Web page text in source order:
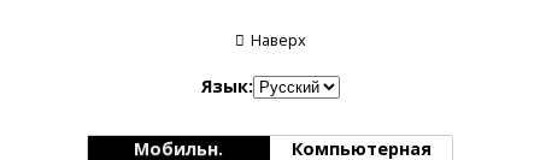
Наверх
Язык:
Мобильн. Компьютерная